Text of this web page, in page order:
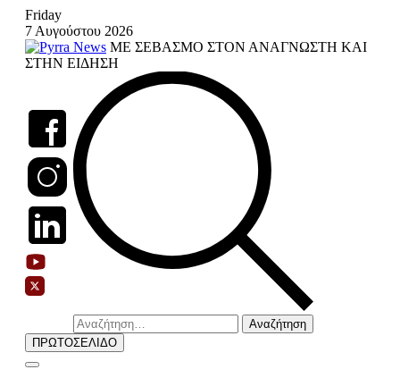
Skip
content
Friday
7 Αυγούστου 2026
ΜΕ ΣΕΒΑΣΜΟ ΣΤΟΝ ΑΝΑΓΝΩΣΤΗ ΚΑΙ
ΣΤΗΝ ΕΙΔΗΣΗ
Αναζήτηση
για:
ΠΡΩΤΟΣΕΛΙΔΟ